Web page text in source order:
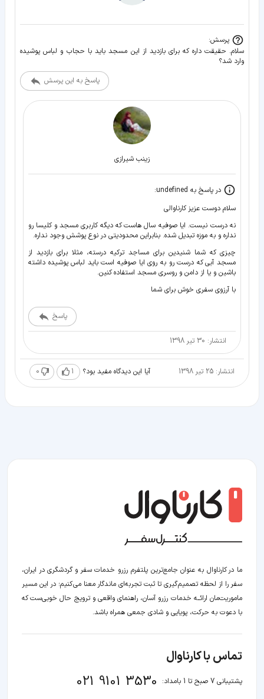
پرسش:
سلام. حقیقت داره که برای بازدید از این مسجد باید با حجاب و لباس پوشیده
وارد شد؟
پاسخ به این پرسش
زينب شيرازی
در پاسخ به undefined:
سلام دوست عزیز کارناوالی
نه درست نیست. ایا صوفیه سال هاست که دیگه کاربری مسجد و کلیسا رو
نداره و به موزه تبدیل شده. بنابراین محدودیتی در نوع پوشش وجود نداره.
چیزی که شما شنیدین برای مساجد ترکیه درسته، مثلا برای بازدید از
مسجد آبی که درست رو به روی ایا صوفیه است باید لباس پوشیده داشته
باشین و یا از دامن و روسری مسجد استفاده کنین.
با آرزوی سفری خوش برای شما
پاسخ
انتشار: 30 تیر 1398
انتشار: 25 تیر 1398 آیا این دیدگاه مفید بود؟ 1
0
ما در کارناوال به عنوان جامع‌ترین پلتفرم رزرو خدمات سفر و گردشگری در ایران،
سفر را از لحظه‌ تصمیم‌گیری تا ثبت تجربه‌ای ماندگار معنا می‌کنیم؛ در این مسیر‍
ماموریت‌مان اراﺋــﻪ خدمات رزرو آسان، راهنمای واقعی و ترویج حال خوبی‌ست که
با دعوت به حرکت، پویایی و شادی جمعی همراه باشد.
تماس با کارناوال
پشتیبانی 7 صبح تا 1 بامداد: 021 9101 3530